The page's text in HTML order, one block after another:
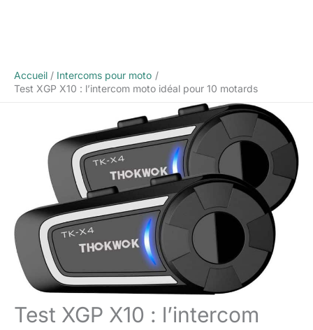
Accueil
Intercoms pour moto
Test XGP X10 : l’intercom moto idéal pour 10 motards
Test XGP X10 : l’intercom